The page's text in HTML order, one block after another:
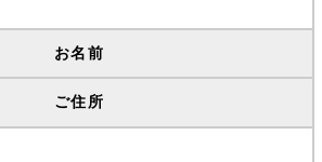
お名前
ご住所